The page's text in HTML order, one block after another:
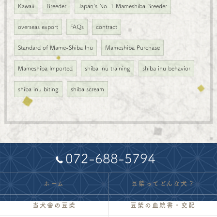
Kawaii Breeder Japan's No. 1 Mameshiba Breeder
overseas export FAQs contract
Standard of Mame-Shiba Inu Mameshiba Purchase
Mameshiba Imported shiba inu training shiba inu behavior
shiba inu biting shiba scream
072-688-5794
ホーム 豆柴ってどんな犬？
当犬舎の豆柴 豆柴の血統書・交配